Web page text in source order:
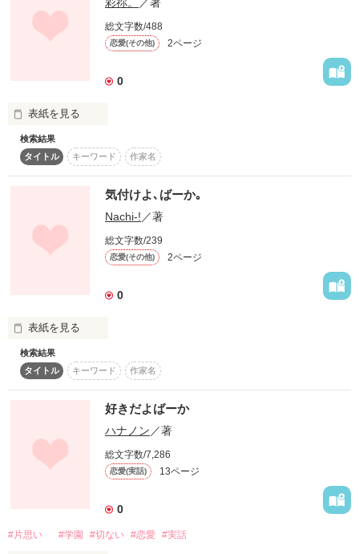
すきなんだよばーか。
総文字数/488
恋愛(その他) 2ページ
0
表紙を見る
初心者ですσω`*
とりあえず読んで
頂けたら嬉しいです。
検索結果
タイトル
キーワード 作家名
気付けよ､ばーか｡
Nachi-! ／著
総文字数/239
恋愛(その他) 2ページ
0
表紙を見る
幼なじみって羨ましい？
近い存在な気がするなんて"最初"だけ…｡
検索結果
タイトル
キーワード 作家名
好きだよばーか
ハナノン ／著
総文字数/7,286
恋愛(実話) 13ページ
0
#片思い #学園 #切ない #恋愛 #実話